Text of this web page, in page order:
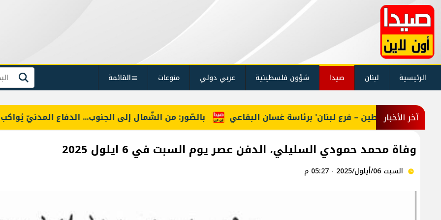
الرئيسية لبنان صيدا شؤون فلسطينية عربي دولي منوعات القائمة بحث
آخر الأخبار بالصّور: من الشّمال إلى الجنوب... الدفاع المدنيّ يُواكب فلسطين – فرع لبنان' برئاسة غسان البقاعي
وفاة محمد حمودي السليلي، الدفن عصر يوم السبت في 6 ايلول 2025
السبت 06/أيلول/2025 - 05:27 م